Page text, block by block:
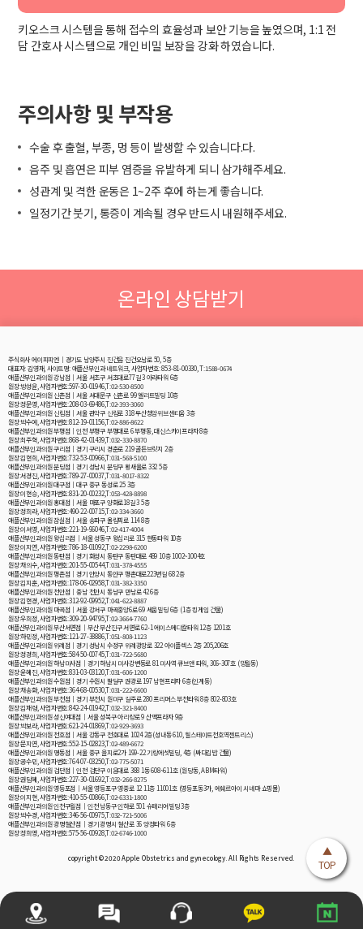
키오스크 시스템을 통해 접수의 효율성과 보안 기능을 높였으며, 1:1 전
담 간호사 시스템으로 개인 비밀 보장을 강화 하였습니다.
주의사항 및 부작용
수술 후 출혈, 부종, 멍 등이 발생할 수 있습니다.다.
음주 및 흡연은 피부 염증을 유발하게 되니 삼가해주세요.
성관계 및 격한 운동은 1~2주 후에 하는게 좋습니다.
일정기간 붓기, 통증이 계속될 경우 반드시 내원해주세요.
온라인 상담받기
주식회사 에이피피엔│경기도 남양주시 진건읍 진건오남로 50, 5층
대표자: 김영재, 사이트명: 애플산부인과 네트워크, 사업자번호: 853-81-00330, T:1588-0674
애플산부인과의원 강남점│서울 서초구 서초대로77길 3 아라타워 6층
원장:방성윤, 사업자번호:597-30-01946,T:02-530-8500
애플산부인과의원 신촌점│서울 서대문구 신촌로 99 엘리트빌딩 10층
원장:정문영, 사업자번호:208-03-69486,T:02-393-3060
애플산부인과의원 신림점│서울 관악구 신림로 318 두산청암위브센티움 3층
원장:박수예, 사업자번호:812-19-01156,T:02-886-8622
애플산부인과의원 부평점│인천 부평구 부평대로 6 부평동, 대신스카이프라자 8층
원장:최주혁, 사업자번호:868-42-01439,T:032-330-8870
애플산부인과의원 구리점│경기 구리시 경춘로 219 골든브릿지 2층
원장:김현희, 사업자번호:732-53-00966,T:031-568-5100
애플산부인과의원 분당점│경기 성남시 분당구 황새울로 332 5층
원장:서경진, 사업자번호:789-27-00037,T:031-8017-8322
애플산부인과의원 대구점│대구 중구 동성로 25 3층
원장:이현승, 사업자번호:831-20-00232,T:053-428-8898
애플산부인과의원 홍대점│서울 마포구 양화로18길 3 5층
원장:정희라, 사업자번호:490-22-00715,T:02-334-3660
애플산부인과의원 잠실점│서울 송파구 올림픽로 114 8층
원장:이서영, 사업자번호:221-19-96046,T:02-417-4004
애플산부인과의원 왕십리점│서울 성동구 왕십리로 315 한동타워 10층
원장:이지연, 사업자번호:786-18-01092,T:02-2298-6200
애플산부인과의원 동탄점│경기 화성시 동탄구 동탄대로 489 10층 1002~1004호
원장:채의수, 사업자번호:201-55-00544,T:031-378-4555
애플산부인과의원 평촌점│경기 안양시 동안구 평촌대로223번길 68 2층
원장:김지훈, 사업자번호:178-06-02958,T:031-382-3350
애플산부인과의원 천안점│충남 천안시 동남구 만남로 42 6층
원장:김현경, 사업자번호:312-92-09952,T:041-622-8887
애플산부인과의원 마곡점│서울 강서구 마곡중앙6로 69 세움빌딩 6층 (1층 킹게임 건물)
원장:우희정, 사업자번호:309-20-94795,T:02-3664-7760
애플산부인과의원 부산서면점│부산 부산진구 서면로 62-1 에이스메디칼타워 12층 1201호
원장:하민정, 사업자번호:121-27-38886,T:051-808-1123
애플산부인과의원 위례점│경기 성남시 수정구 위례광장로 322 아이플렉스 2층 205,206호
원장:정경희, 사업자번호:584-50-00745,T:031-722-5680
애플산부인과의원 하남미사점│경기 하남시 미사강변동로 81 미사역 큐브앤 타워, 306-307호 (망월동)
원장:윤혜진, 사업자번호:831-03-03120,T:031-606-1200
애플산부인과의원 수원점│경기 수원시 팔달구 권광로 197 남현프라자 6층(인계동)
원장:채송화, 사업자번호:364-68-00530,T:031-222-6600
애플산부인과의원 부천점│경기 부천시 원미구 길주로 280 프리머스 부천타워 8층 802-803호
원장:김재령, 사업자번호:842-24-01942,T:032-321-8400
애플산부인과의원 성신여대점│서울 성북구 아리랑로 9 산맥프라자 9층
원장:박보라, 사업자번호:621-24-01869,T:02-929-3693
애플산부인과의원 천호점│서울 강동구 천호대로 1024 2층(성내동 610, 힐스테이트천호역젠트리스)
원장:문지연, 사업자번호:552-15-02823,T:02-489-6672
애플산부인과의원 명동점│서울 중구 을지로2가 199-22 기랑에셋빌딩, 4층 (싸다김밥 건물)
원장:공수민, 사업자번호:764-07-03250,T:02-775-5071
애플산부인과의원 검단점│인천 검단구 이음대로 388 1동 608~611호 (원당동, ABM타워)
원장:권담혜, 사업자번호:227-30-01692,T:032-266-8275
애플산부인과의원 영등포점│서울 영등포구 영중로 12 11층 11001호 (영등포동3가, 에쉐르아이 시네마 쇼핑몰)
원장:이지현, 사업자번호:410-55-00866,T:02-6331-1800
애플산부인과의원 인천구월점│인천 남동구 인하로 501 슈페리어빌딩 3층
원장:박수경, 사업자번호:346-56-00975,T:032-721-5006
애플산부인과의원 광명철산점│경기 광명시 철산로 36 양정타워 6층
원장:정희영, 사업자번호:575-56-00928,T:02-6746-1000
copyright © 2020 Apple Obstetrics and gynecology. All Rights Reserved.
▲
TOP